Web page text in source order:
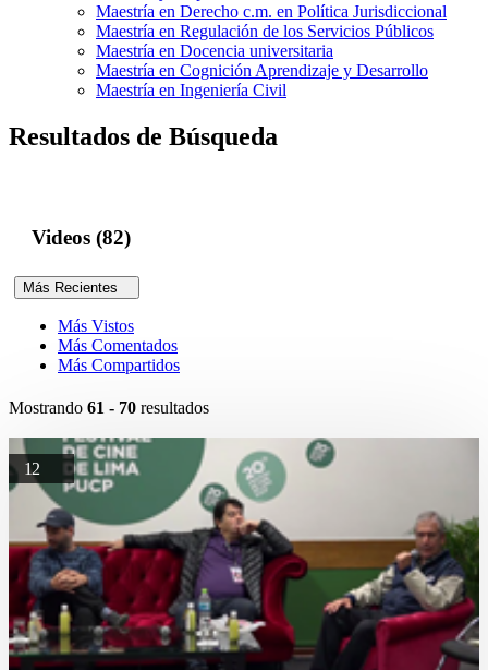
Maestría en Derecho c.m. en Política Jurisdiccional
Maestría en Regulación de los Servicios Públicos
Maestría en Docencia universitaria
Maestría en Cognición Aprendizaje y Desarrollo
Maestría en Ingeniería Civil
Resultados de Búsqueda
Videos (82)
Más Recientes
Más Vistos
Más Comentados
Más Compartidos
Mostrando 61 - 70 resultados
12